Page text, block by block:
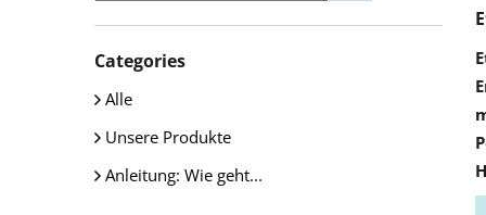
Categories
Alle
Unsere Produkte
Anleitung: Wie geht...